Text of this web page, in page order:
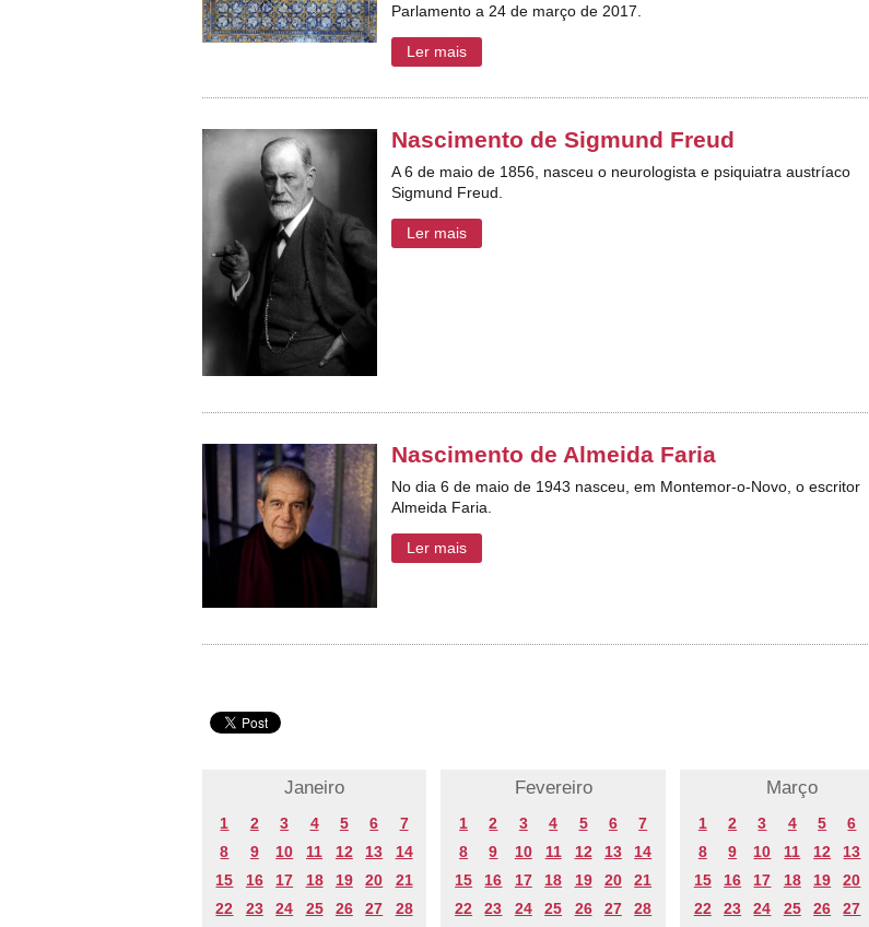
Parlamento a 24 de março de 2017.
Ler mais
Nascimento de Sigmund Freud
A 6 de maio de 1856, nasceu o neurologista e psiquiatra austríaco
Sigmund Freud.
Ler mais
Nascimento de Almeida Faria
No dia 6 de maio de 1943 nasceu, em Montemor-o-Novo, o escritor
Almeida Faria.
Ler mais
Janeiro
1 2 3 4 5 6
7
8
9 10 11 12 13
14
15
16 17 18 19 20
21
22
23 24 25 26 27
28
Fevereiro
1 2 3 4 5 6
7
8
9 10 11 12 13
14
15
16 17 18 19 20
21
22
23 24 25 26 27
28
Março
1 2 3 4 5 6
8
9 10 11 12 13
15
16 17 18 19 20
22
23 24 25 26 27